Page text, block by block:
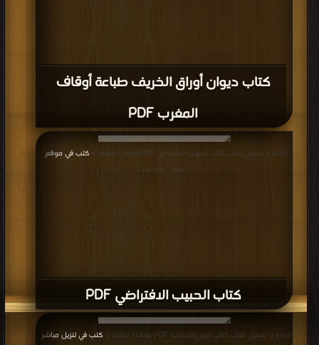
كتاب ديوان أوراق الخريف طباعة أوقاف
المغرب PDF
كتاب الحبيب الافتراضي PDF
قراءة و تحميل كتاب كتاب الحبيب الافتراضي PDF مجانا | مكتبة > كتب في موقع
التحميل : مرة/مرات
قراءة و تحميل كتاب كتاب النور والفراشة PDF مجانا | مكتبة > كتب في تنزيل مباشر